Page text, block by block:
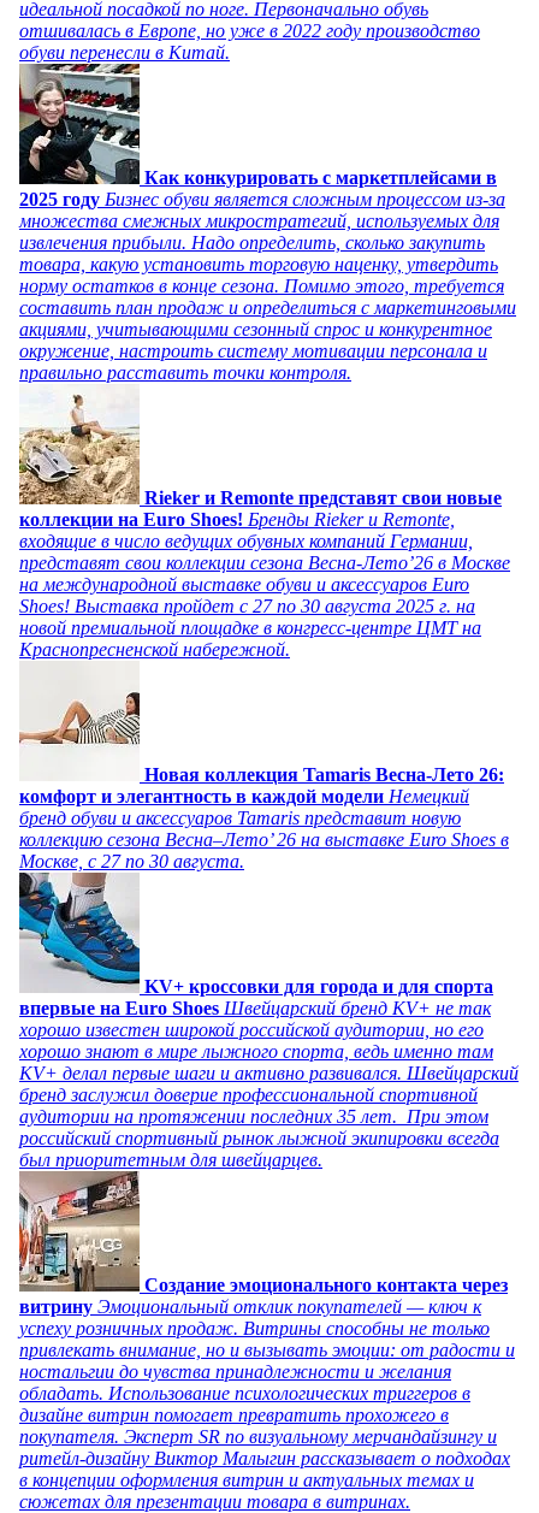
идеальной посадкой по ноге. Первоначально обувь
отшивалась в Европе, но уже в 2022 году производство
обуви перенесли в Китай.
Как конкурировать с маркетплейсами в
2025 году Бизнес обуви является сложным процессом из-за
множества смежных микростратегий, используемых для
извлечения прибыли. Надо определить, сколько закупить
товара, какую установить торговую наценку, утвердить
норму остатков в конце сезона. Помимо этого, требуется
составить план продаж и определиться с маркетинговыми
акциями, учитывающими сезонный спрос и конкурентное
окружение, настроить систему мотивации персонала и
правильно расставить точки контроля.
Rieker и Remonte представят свои новые
коллекции на Euro Shoes! Бренды Rieker и Remonte,
входящие в число ведущих обувных компаний Германии,
представят свои коллекции сезона Весна-Лето’26 в Москве
на международной выставке обуви и аксессуаров Euro
Shoes! Выставка пройдет c 27 по 30 августа 2025 г. на
новой премиальной площадке в конгресс-центре ЦМТ на
Краснопресненской набережной.
Новая коллекция Tamaris Весна-Лето 26:
комфорт и элегантность в каждой модели Немецкий
бренд обуви и аксессуаров Tamaris представит новую
коллекцию сезона Весна–Лето’ 26 на выставке Euro Shoes в
Москве, с 27 по 30 августа.
KV+ кроссовки для города и для спорта
впервые на Euro Shoes Швейцарский бренд KV+ не так
хорошо известен широкой российской аудитории, но его
хорошо знают в мире лыжного спорта, ведь именно там
KV+ делал первые шаги и активно развивался. Швейцарский
бренд заслужил доверие профессиональной спортивной
аудитории на протяжении последних 35 лет. При этом
российский спортивный рынок лыжной экипировки всегда
был приоритетным для швейцарцев.
Создание эмоционального контакта через
витрину Эмоциональный отклик покупателей — ключ к
успеху розничных продаж. Витрины способны не только
привлекать внимание, но и вызывать эмоции: от радости и
ностальгии до чувства принадлежности и желания
обладать. Использование психологических триггеров в
дизайне витрин помогает превратить прохожего в
покупателя. Эксперт SR по визуальному мерчандайзингу и
ритейл-дизайну Виктор Малыгин рассказывает о подходах
в концепции оформления витрин и актуальных темах и
сюжетах для презентации товара в витринах.